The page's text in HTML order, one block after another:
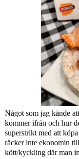
Något som jag kände
kommer ifrån och hur
superstrikt med att
räcker inte ekonomin
kött/kyckling där man